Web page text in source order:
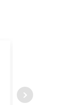
Top geregeld!
indelingen die